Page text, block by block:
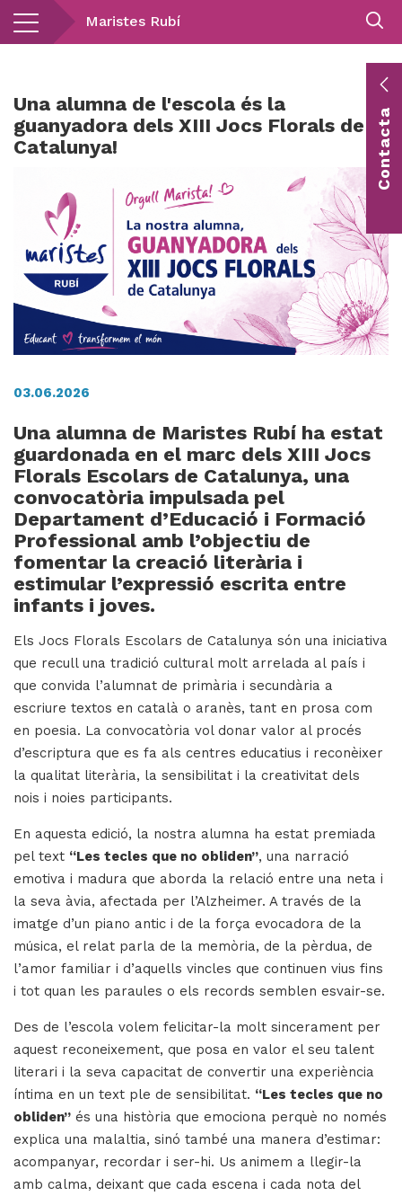
Vés
Maristes Rubí
Una alumna de l'escola és la
guanyadora dels XIII Jocs Florals de
Catalunya!
03.06.2026
Una alumna de Maristes Rubí ha estat
guardonada en el marc dels XIII Jocs
Florals Escolars de Catalunya, una
convocatòria impulsada pel
Departament d’Educació i Formació
Professional amb l’objectiu de
fomentar la creació literària i
estimular l’expressió escrita entre
infants i joves.
Els Jocs Florals Escolars de Catalunya són una iniciativa
que recull una tradició cultural molt arrelada al país i
que convida l’alumnat de primària i secundària a
escriure textos en català o aranès, tant en prosa com
en poesia. La convocatòria vol donar valor al procés
d’escriptura que es fa als centres educatius i reconèixer
la qualitat literària, la sensibilitat i la creativitat dels
nois i noies participants.
En aquesta edició, la nostra alumna ha estat premiada
pel text “Les tecles que no obliden”, una narració
emotiva i madura que aborda la relació entre una neta i
la seva àvia, afectada per l’Alzheimer. A través de la
imatge d’un piano antic i de la força evocadora de la
música, el relat parla de la memòria, de la pèrdua, de
l’amor familiar i d’aquells vincles que continuen vius fins
i tot quan les paraules o els records semblen esvair-se.
Des de l’escola volem felicitar-la molt sincerament per
aquest reconeixement, que posa en valor el seu talent
literari i la seva capacitat de convertir una experiència
íntima en un text ple de sensibilitat. “Les tecles que no
obliden” és una història que emociona perquè no només
explica una malaltia, sinó també una manera d’estimar:
acompanyar, recordar i ser-hi. Us animem a llegir-la
amb calma, deixant que cada escena i cada nota del
Contacta